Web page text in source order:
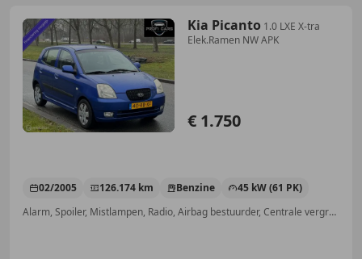
Kia Picanto 1.0 LXE X-tra
Elek.Ramen NW APK
€ 1.750
02/2005 126.174 km Benzine
45 kW (61 PK)
Alarm, Spoiler, Mistlampen, Radio, Airbag bestuurder, Centrale vergrendeling, Elektrische ramen, Airbag passagier